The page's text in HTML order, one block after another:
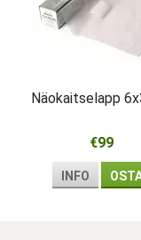
Näokaitselapp
€99
INFO